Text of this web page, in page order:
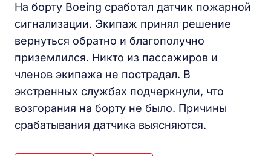
На борту Boeing сработал датчик пожарной
сигнализации. Экипаж принял решение
вернуться обратно и благополучно
приземлился. Никто из пассажиров и
членов экипажа не пострадал. В
экстренных службах подчеркнули, что
возгорания на борту не было. Причины
срабатывания датчика выясняются.